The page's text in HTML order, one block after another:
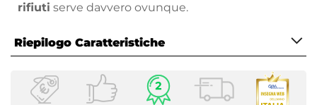
rifiuti serve davvero ovunque.
Riepilogo Caratteristiche
Caratteristiche
Tipologia